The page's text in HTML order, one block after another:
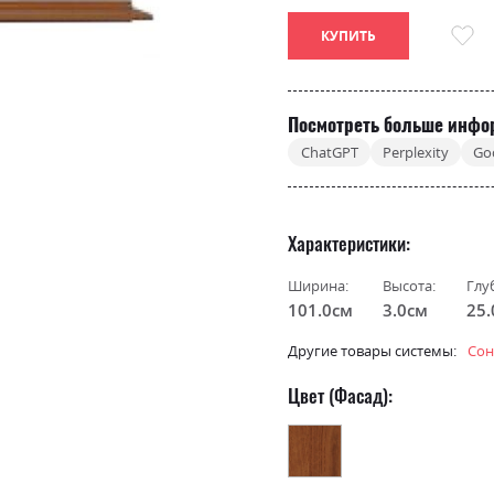
КУПИТЬ
Посмотреть больше
ChatGPT Perplexity
Характеристики
Ширина:
101.0см
Высота:
3.0см
Другие товары системы:
Цвет (Фасад):